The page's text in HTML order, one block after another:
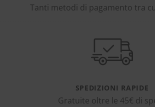
Tanti metodi di pagamento tra
SPEDIZIONI RAPIDE
Gratuite oltre le 45€ di